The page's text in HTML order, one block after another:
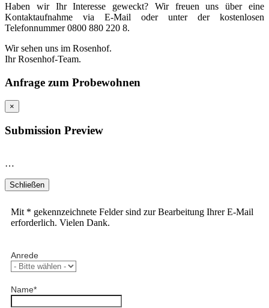
Haben wir Ihr Interesse geweckt? Wir freuen uns über eine
Kontaktaufnahme via E-Mail oder unter der kostenlosen
Telefonnummer 0800 880 220 8.
Wir sehen uns im Rosenhof.
Ihr Rosenhof-Team.
Anfrage zum Probewohnen
×
Submission Preview
…
Schließen
Mit * gekennzeichnete Felder sind zur Bearbeitung Ihrer E-Mail
erforderlich. Vielen Dank.
Anrede
Name*